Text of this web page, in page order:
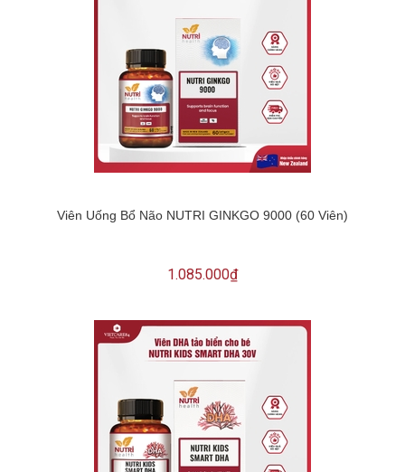
Viên Uống Bổ Não NUTRI GINKGO 9000 (60 Viên)
1.085.000₫